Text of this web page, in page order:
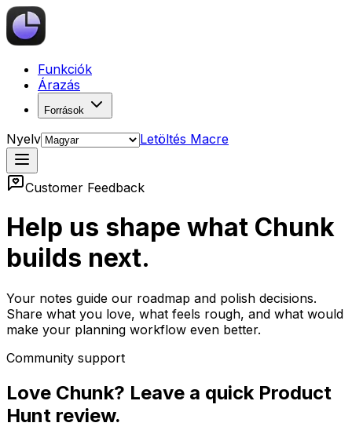
Funkciók
Árazás
Források
Nyelv Letöltés Macre
Customer Feedback
Help us shape what Chunk
builds next.
Your notes guide our roadmap and polish decisions.
Share what you love, what feels rough, and what would
make your planning workflow even better.
Community support
Love Chunk? Leave a quick Product
Hunt review.